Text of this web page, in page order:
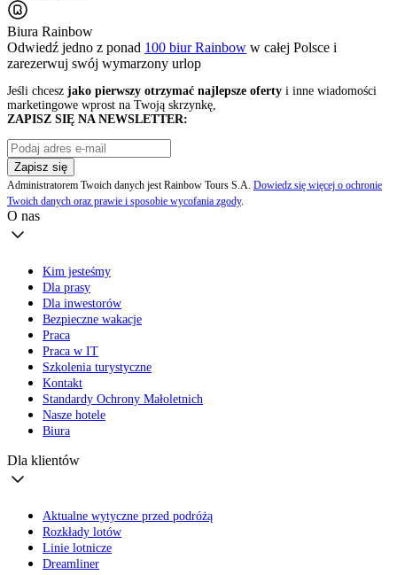
Biura Rainbow
Odwiedź jedno z ponad 100 biur Rainbow w całej Polsce i
zarezerwuj swój wymarzony urlop
Jeśli chcesz jako pierwszy otrzymać najlepsze oferty i inne wiadomości
marketingowe wprost na Twoją skrzynkę,
ZAPISZ SIĘ NA NEWSLETTER:
Zapisz się
Administratorem Twoich danych jest Rainbow Tours S.A. Dowiedz się więcej o ochronie
Twoich danych oraz prawie i sposobie wycofania zgody.
O nas
Kim jesteśmy
Dla prasy
Dla inwestorów
Bezpieczne wakacje
Praca
Praca w IT
Szkolenia turystyczne
Kontakt
Standardy Ochrony Małoletnich
Nasze hotele
Biura
Dla klientów
Aktualne wytyczne przed podróżą
Rozkłady lotów
Linie lotnicze
Dreamliner